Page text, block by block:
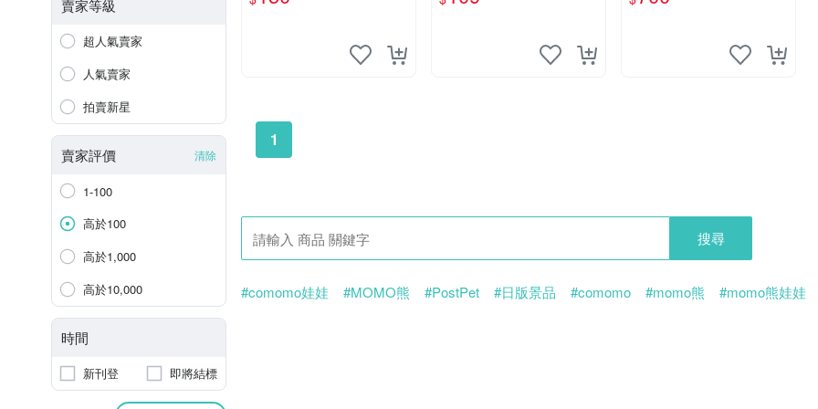
賣家等級
超人氣賣家
人氣賣家
拍賣新星
賣家評價 清除
1-100
高於100
高於1,000
高於10,000
時間
新刊登 即將結標
1
搜尋
#comomo娃娃 #MOMO熊 #PostPet #日版景品 #comomo #momo熊 #momo熊娃娃